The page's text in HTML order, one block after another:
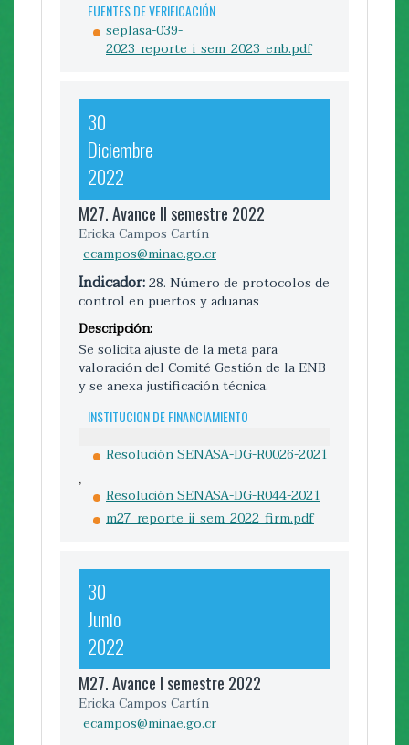
FUENTES DE VERIFICACIÓN
seplasa-039-
2023_reporte_i_sem_2023_enb.pdf
30
Diciembre
2022
M27. Avance II semestre 2022
Ericka Campos Cartín
ecampos@minae.go.cr
Indicador:28. Número de protocolos de
control en puertos y aduanas
Descripción:
Se solicita ajuste de la meta para
valoración del Comité Gestión de la ENB
y se anexa justificación técnica.
INSTITUCION DE FINANCIAMIENTO
Resolución SENASA-DG-R0026-2021
Resolución SENASA-DG-R044-2021
m27_reporte_ii_sem_2022_firm.pdf
30
Junio
2022
M27. Avance I semestre 2022
Ericka Campos Cartín
ecampos@minae.go.cr
FUENTES DE VERIFICACIÓN
seplasa-001-
30
Junio
2023
M28. Avance I semestre 2023
Carlos Cordero Vega
ccordero@minae.go.cr
Indicador: 28. Número de protocolos de
control en puertos y aduanas
Descripción:
No se cuenta con avances para este
semestre.
INSTITUCION DE FINANCIAMIENTO
seplasa-039-
2023_reporte_i_sem_2023_enb.pdf
30
Diciembre
2022
M28. Avance II semestre 2022
Ericka Campos Cartín
ecampos@minae.go.cr